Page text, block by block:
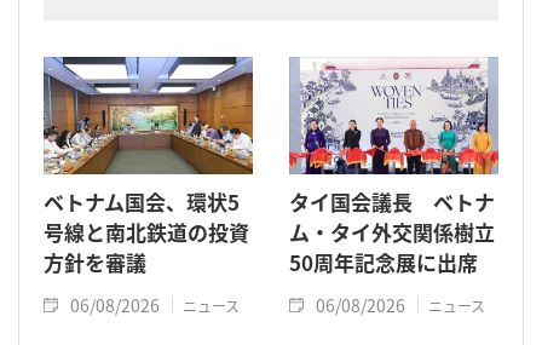
ベトナム国会、環状5
号線と南北鉄道の投資
方針を審議
06/08/2026 ニュース
タイ国会議長 ベトナ
ム・タイ外交関係樹立
50周年記念展に出席
06/08/2026 ニュース